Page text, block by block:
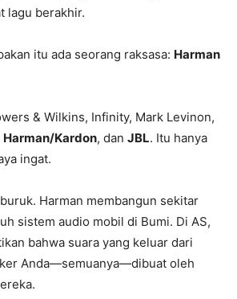
lagu berakhir.
itu ada seorang raksasa: Harman
& Wilkins, Infinity, Mark Levinon,
Harman/Kardon, dan JBL. Itu hanya
ingat.
Harman membangun sekitar
sistem audio mobil di Bumi. Di AS,
bahwa suara yang keluar dari
Anda—semuanya—dibuat oleh